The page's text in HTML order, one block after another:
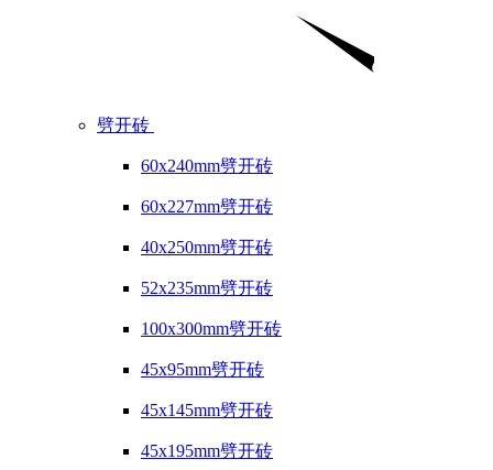
劈开砖
60x240mm劈开砖
60x227mm劈开砖
40x250mm劈开砖
52x235mm劈开砖
100x300mm劈开砖
45x95mm劈开砖
45x145mm劈开砖
45x195mm劈开砖